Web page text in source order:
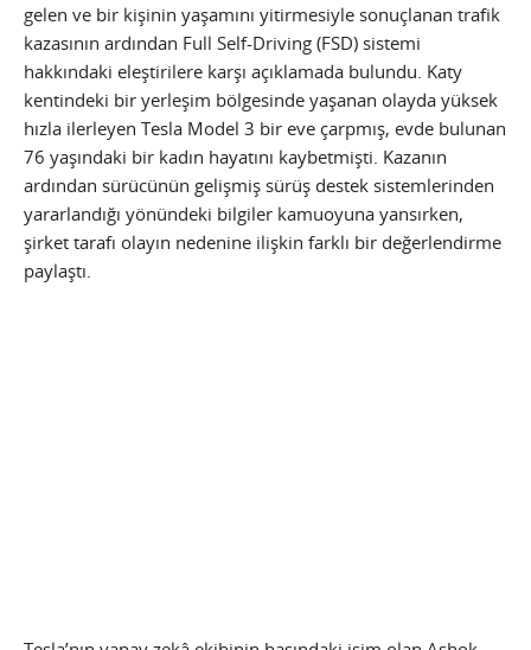
gelen ve bir kişinin yaşamını yitirmesiyle sonuçlanan trafik
kazasının ardından Full Self-Driving (FSD) sistemi
hakkındaki eleştirilere karşı açıklamada bulundu. Katy
kentindeki bir yerleşim bölgesinde yaşanan olayda yüksek
hızla ilerleyen Tesla Model 3 bir eve çarpmış, evde bulunan
76 yaşındaki bir kadın hayatını kaybetmişti. Kazanın
ardından sürücünün gelişmiş sürüş destek sistemlerinden
yararlandığı yönündeki bilgiler kamuoyuna yansırken,
şirket tarafı olayın nedenine ilişkin farklı bir değerlendirme
paylaştı.